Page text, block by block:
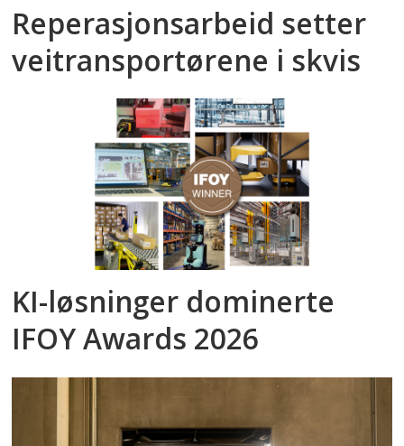
Reperasjonsarbeid setter
veitransportørene i skvis
KI-løsninger dominerte
IFOY Awards 2026